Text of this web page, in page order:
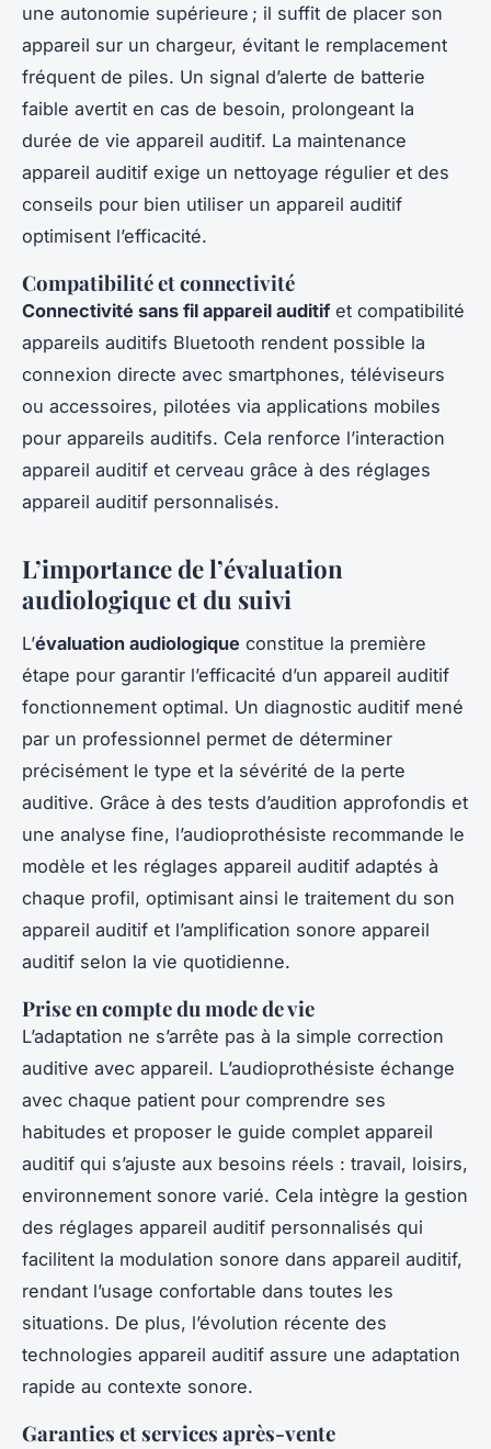
une autonomie supérieure ; il suffit de placer son
appareil sur un chargeur, évitant le remplacement
fréquent de piles. Un signal d’alerte de batterie
faible avertit en cas de besoin, prolongeant la
durée de vie appareil auditif. La maintenance
appareil auditif exige un nettoyage régulier et des
conseils pour bien utiliser un appareil auditif
optimisent l’efficacité.
Compatibilité et connectivité
Connectivité sans fil appareil auditifet compatibilité
appareils auditifs Bluetooth rendent possible la
connexion directe avec smartphones, téléviseurs
ou accessoires, pilotées via applications mobiles
pour appareils auditifs. Cela renforce l’interaction
appareil auditif et cerveau grâce à des réglages
appareil auditif personnalisés.
L’importance de l’évaluation
audiologique et du suivi
L’évaluation audiologique constitue la première
étape pour garantir l’efficacité d’un appareil auditif
fonctionnement optimal. Un diagnostic auditif mené
par un professionnel permet de déterminer
précisément le type et la sévérité de la perte
auditive. Grâce à des tests d’audition approfondis et
une analyse fine, l’audioprothésiste recommande le
modèle et les réglages appareil auditif adaptés à
chaque profil, optimisant ainsi le traitement du son
appareil auditif et l’amplification sonore appareil
auditif selon la vie quotidienne.
Prise en compte du mode de vie
L’adaptation ne s’arrête pas à la simple correction
auditive avec appareil. L’audioprothésiste échange
avec chaque patient pour comprendre ses
habitudes et proposer le guide complet appareil
auditif qui s’ajuste aux besoins réels : travail, loisirs,
environnement sonore varié. Cela intègre la gestion
des réglages appareil auditif personnalisés qui
facilitent la modulation sonore dans appareil auditif,
rendant l’usage confortable dans toutes les
situations. De plus, l’évolution récente des
technologies appareil auditif assure une adaptation
rapide au contexte sonore.
Garanties et services après-vente